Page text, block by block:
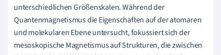
unterschiedlichen Größenskalen. Während der
Quantenmagnetismus die Eigenschaften auf der atomaren
und molekularen Ebene untersucht, fokussiert sich der
mesoskopische Magnetismus auf Strukturen, die zwischen